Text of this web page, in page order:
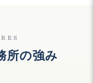
所の強み